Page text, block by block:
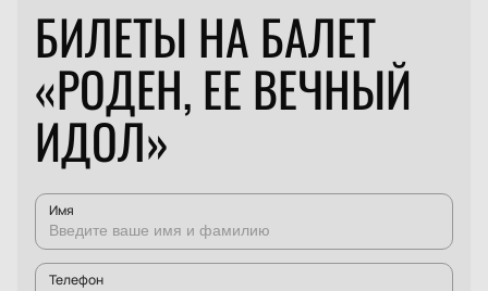
БИЛЕТЫ НА БАЛЕТ
«РОДЕН, ЕЕ ВЕЧНЫЙ
ИДОЛ»
Имя
Телефон